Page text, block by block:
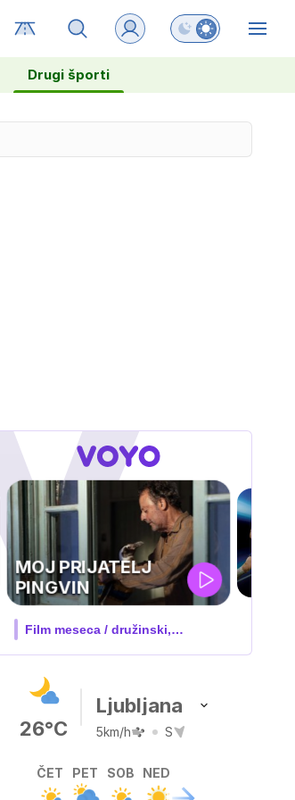
Preklopi barvni
Drugi športi
UEFA
SUPERPOKAL
V živo na VOYO: sreda ob 20.30
26°C
Ljubljana
5km/h S
ČET PET SOB NED